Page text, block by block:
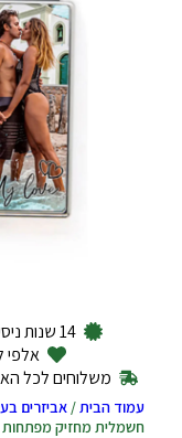
14 שנות ניסיון
אלפי
משלוחים לכל
עמוד הבית/אביזרים
חשמלית מחזיק מפתחות